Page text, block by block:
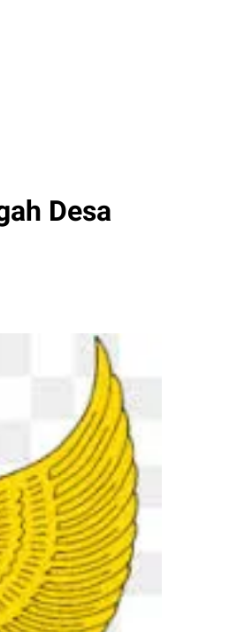
Desa